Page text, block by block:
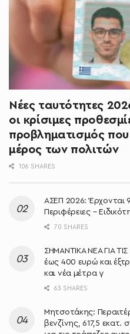
Νέες ταυτότητες
οι κρίσιμες
προβληματισμός που
μέρος των πολιτών
106 SHARES
ΑΣΕΠ 2026: Έρχονται
Περιφέρειες –
70 SHARES
ΣΗΜΑΝΤΙΚΑ ΝΕΑ ΓΙΑ
έως 400 ευρώ και
και νέα μέτρα γ
63 SHARES
Μητσοτάκης:
βενζίνης, 617,5 εκατ.